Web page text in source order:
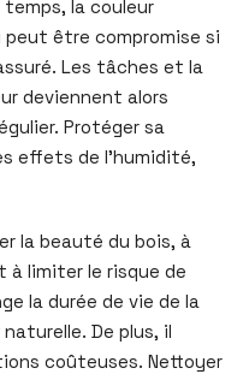
temps, la couleur
être compromise si
Les tâches et la
deviennent alors
Protéger sa
effets de l’humidité,
la beauté du bois, à
limiter le risque de
la durée de vie de la
De plus, il
coûteuses. Nettoyer